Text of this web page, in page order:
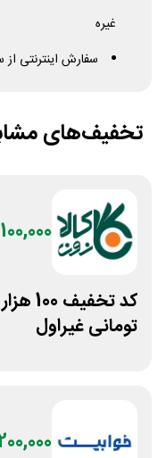
غیره
سفارش اینترنتی
تخفیف‌های
100,000
کد تخفیف 100 هزار
تومانی غیراول